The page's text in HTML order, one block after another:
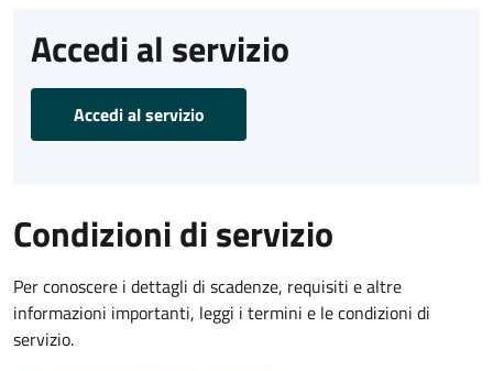
Accedi al servizio
Accedi al servizio
Condizioni di servizio
Per conoscere i dettagli di scadenze, requisiti e altre
informazioni importanti, leggi i termini e le condizioni di
servizio.